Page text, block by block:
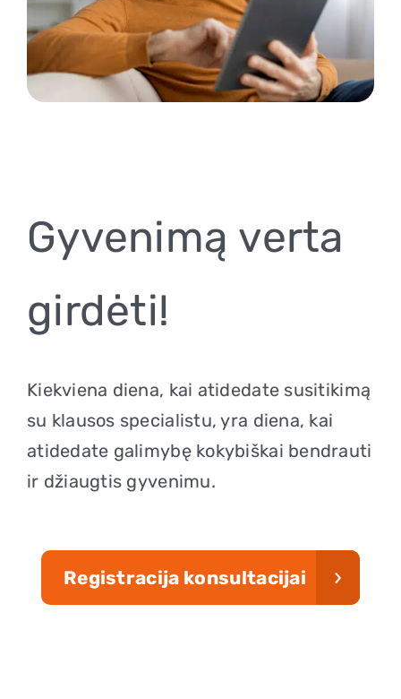
Gyvenimą verta
girdėti!
Kiekviena diena, kai atidedate susitikimą
su klausos specialistu, yra diena, kai
atidedate galimybę kokybiškai bendrauti
ir džiaugtis gyvenimu.
Registracija konsultacijai